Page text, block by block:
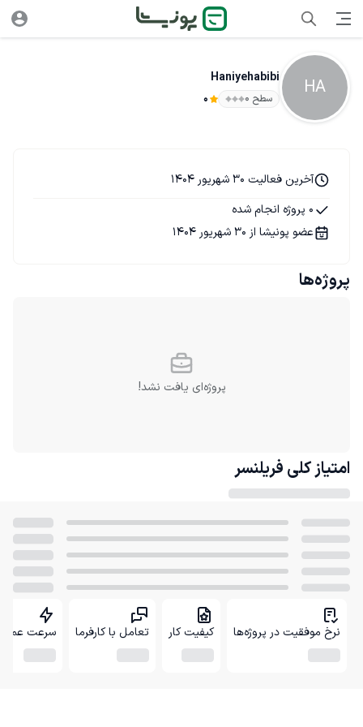
HA
Haniyehabibi
سطح ۰ 0
آخرین فعالیت 30 شهریور 1404
0 پروژه انجام شده
عضو پونیشا از 30 شهریور 1404
پروژه‌ها
پروژه‌ای یافت نشد!
امتیاز کلی فریلنسر
نرخ موفقیت در پروژه‌ها کیفیت کار تعامل با کارفرما سرعت عمل